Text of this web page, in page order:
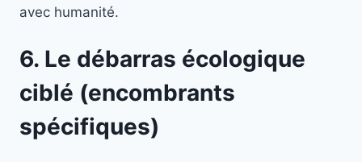
avec humanité.
6. Le débarras écologique
ciblé (encombrants
spécifiques)